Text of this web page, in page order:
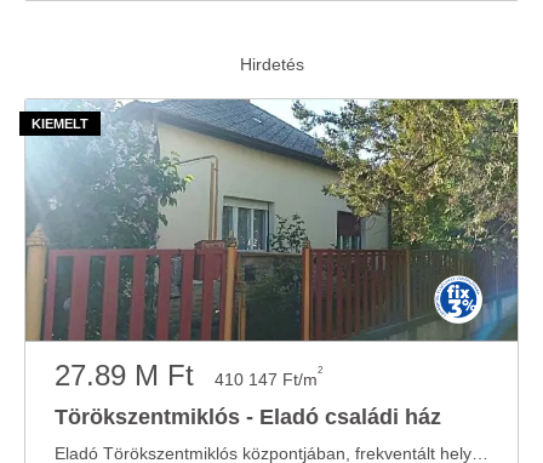
27.89 M Ft 410 147 Ft/m2
Törökszentmiklós - Eladó családi ház